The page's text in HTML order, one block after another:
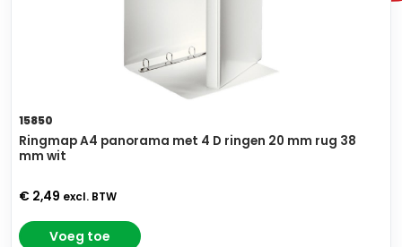
15850
Ringmap A4 panorama met 4 D ringen 20 mm rug 38
mm wit
€ 2,49 excl. BTW
Voeg toe